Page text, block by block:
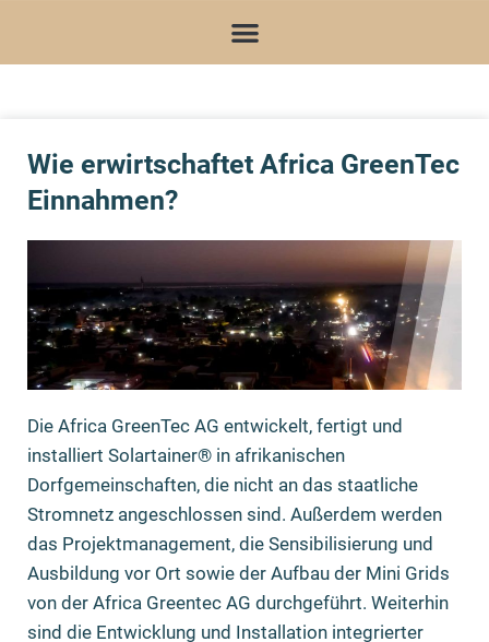
Wie erwirtschaftet Africa GreenTec
Einnahmen?
Die Africa GreenTec AG entwickelt, fertigt und
installiert Solartainer® in afrikanischen
Dorfgemeinschaften, die nicht an das staatliche
Stromnetz angeschlossen sind. Außerdem werden
das Projektmanagement, die Sensibilisierung und
Ausbildung vor Ort sowie der Aufbau der Mini Grids
von der Africa Greentec AG durchgeführt. Weiterhin
sind die Entwicklung und Installation integrierter